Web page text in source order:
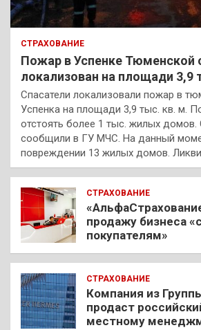
СТРАХОВАНИЕ
Пожар в Успенке Тюменской
локализован на площади 3,9
Спасатели локализовали пожар в
Успенка на площади 3,9 тыс. кв. м.
отстоять более 1 тыс. жилых домов.
сообщили в ГУ МЧС. На данный
повреждении 13 жилых домов.
СТРАХОВАНИЕ
продажу бизнеса
покупателям»
СТРАХОВАНИЕ
Компания из
продаст
местному